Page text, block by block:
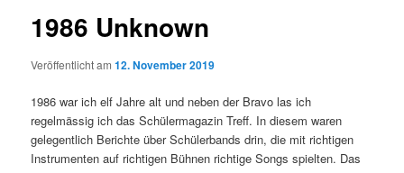
1986 Unknown
Veröffentlicht am12. November 2019
1986 war ich elf Jahre alt und neben der Bravo las ich
regelmässig ich das Schülermagazin Treff. In diesem waren
gelegentlich Berichte über Schülerbands drin, die mit richtigen
Instrumenten auf richtigen Bühnen richtige Songs spielten. Das